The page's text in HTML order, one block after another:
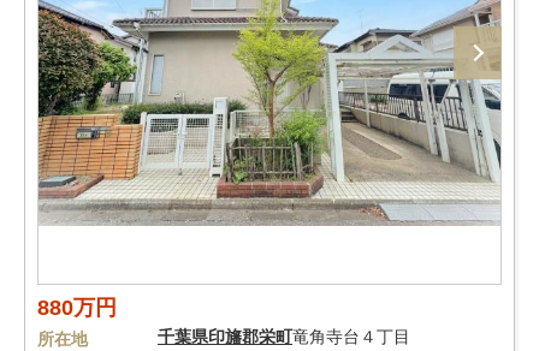
880万円
所在地 千葉県印旛郡栄町竜角寺台４丁目